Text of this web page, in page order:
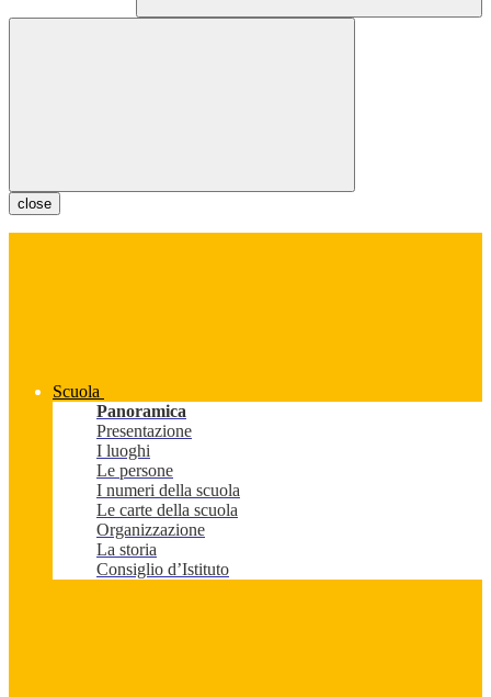
close
Scuola
Panoramica
Presentazione
I luoghi
Le persone
I numeri della scuola
Le carte della scuola
Organizzazione
La storia
Consiglio d’Istituto